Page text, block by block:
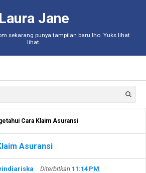
Laura Jane
sekarang punya tampilan baru lho. Yuks lihat
lihat.
Cara Klaim Asuransi
Asuransi
Diterbitkan 11:14 PM